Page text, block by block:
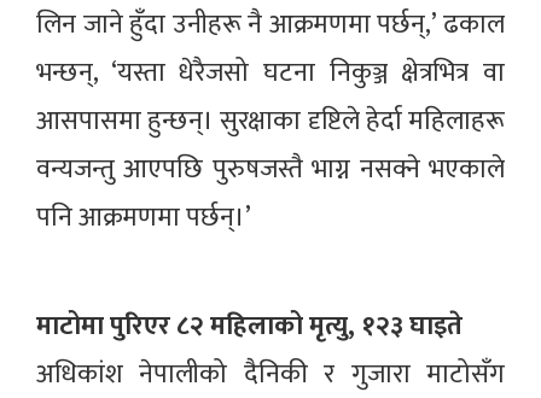
लिन जाने हुँदा उनीहरू नै आक्रमणमा पर्छन्,’ ढकाल
भन्छन्, ‘यस्ता धेरैजसो घटना निकुञ्ज क्षेत्रभित्र वा
आसपासमा हुन्छन्। सुरक्षाका दृष्टिले हेर्दा महिलाहरू
वन्यजन्तु आएपछि पुरुषजस्तै भाग्न नसक्ने भएकाले
पनि आक्रमणमा पर्छन्।’
माटोमा पुरिएर ८२ महिलाको मृत्यु, १२३ घाइते
अधिकांश नेपालीको दैनिकी र गुजारा माटोसँग